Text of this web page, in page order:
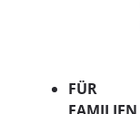
FÜR